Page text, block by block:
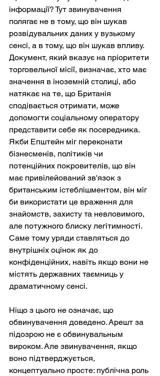
інформації? Тут звинувачення
полягає не в тому, що він шукав
розвідувальних даних у вузькому
сенсі, а в тому, що він шукав впливу.
Документ, який вказує на пріоритети
торговельної місії, визначає, хто має
значення в іноземній столиці, або
натякає на те, що Британія
сподівається отримати, може
допомогти соціальному оператору
представити себе як посередника.
Якби Епштейн міг переконати
бізнесменів, політиків чи
потенційних покровителів, що він
має привілейований зв'язок з
британським істеблішментом, він міг
би використати це враження для
знайомств, захисту та невловимого,
але потужного блиску легітимності.
Саме тому уряди ставляться до
внутрішніх оцінок як до
конфіденційних, навіть якщо вони не
містять державних таємниць у
драматичному сенсі.
Ніщо з цього не означає, що
обвинувачення доведено. Арешт за
підозрою не є обвинувальным
вироком. Але звинувачення, якщо
воно підтверджується,
концептуально просте: публічна роль